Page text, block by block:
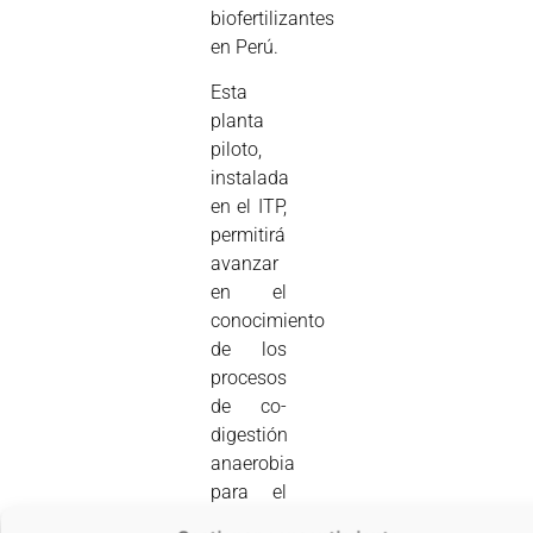
biofertilizantes
en Perú.
Esta
planta
piloto,
instalada
en el ITP,
permitirá
avanzar
en el
conocimiento
de los
procesos
de co-
digestión
anaerobia
para el